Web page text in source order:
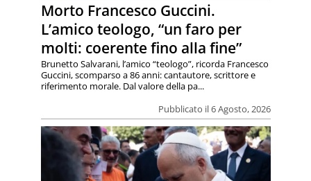
Morto Francesco Guccini.
L’amico teologo, “un faro per
molti: coerente fino alla fine”
Pubblicato il 6 Agosto, 2026
Brunetto Salvarani, l’amico “teologo”, ricorda Francesco
Guccini, scomparso a 86 anni: cantautore, scrittore e
riferimento morale. Dal valore della pa...